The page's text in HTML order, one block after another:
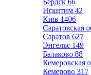
Бердск 66
Искитим 42
Київ 1406
Саратовская
Саратов 627
Энгельс 149
Балаково 88
Кемеровская
Кемерово 317